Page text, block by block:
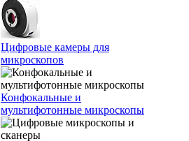
Цифровые камеры для
микроскопов
Конфокальные и
мультифотонные микроскопы